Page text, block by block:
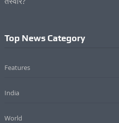
Top News Category
Features
India
World